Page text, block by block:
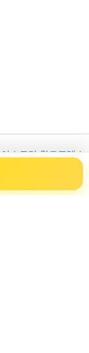
아스트라 워드프레스